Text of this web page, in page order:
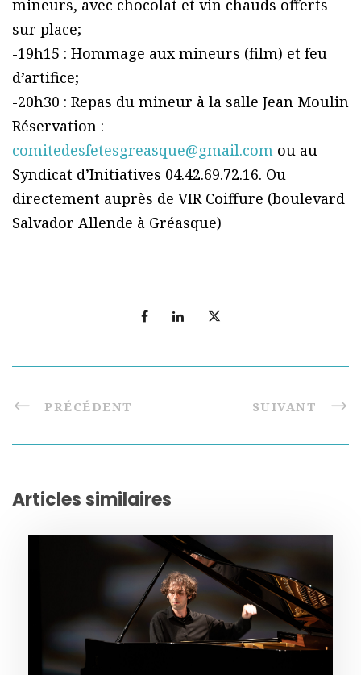
mineurs, avec chocolat et vin chauds offerts
sur place;
-19h15 : Hommage aux mineurs (film) et feu
d’artifice;
-20h30 : Repas du mineur à la salle Jean Moulin
Réservation :
comitedesfetesgreasque@gmail.com ou au
Syndicat d’Initiatives 04.42.69.72.16. Ou
directement auprès de VIR Coiffure (boulevard
Salvador Allende à Gréasque)
PRÉCÉDENT SUIVANT
Articles similaires